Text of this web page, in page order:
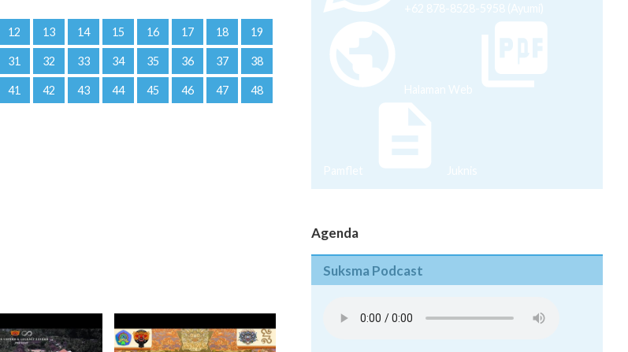
12 13 14 15 16 17 18 19
31 32 33 34 35 36 37 38
41 42 43 44 45 46 47 48
+62 878-8528-5958 (Ayumi)
Halaman Web
Pamflet Juknis
Agenda
Suksma Podcast